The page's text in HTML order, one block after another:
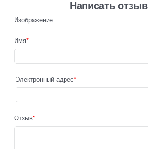
Написать отзыв
Изображение
Имя
Электронный адрес
Отзыв